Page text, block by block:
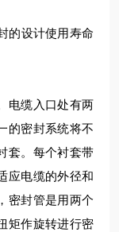
的设计使用寿命
电缆入口处有两
的密封系统将不
套。每个衬套带
应电缆的外径和
密封管是用两个
矩作旋转进行密